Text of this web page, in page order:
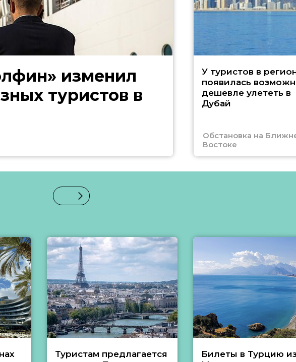
изменил
туристов в
У туристов в
появилась
дешевле улететь в
Дубай
Обстановка на
Востоке
Туристам предлагается
Билеты в Турцию из